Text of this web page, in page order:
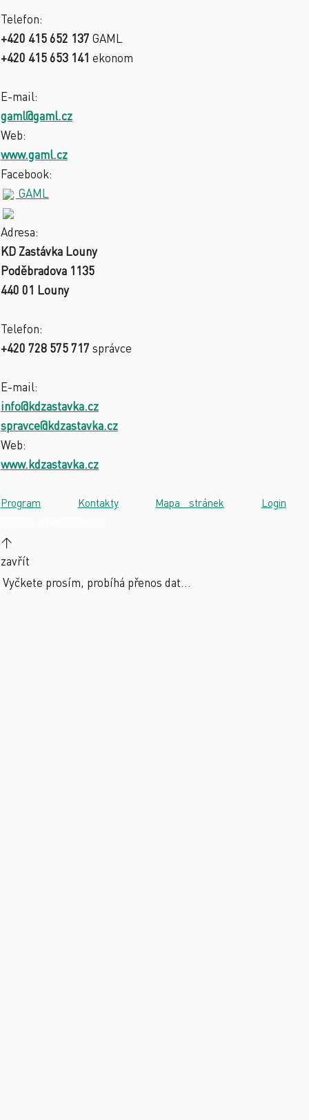
Telefon:
+420 415 652 137 GAML
+420 415 653 141 ekonom
E-mail:
gaml@gaml.cz
Web:
www.gaml.cz
Facebook:
GAML
Adresa:
KD Zastávka Louny
Poděbradova 1135
440 01 Louny
Telefon:
+420 728 575 717 správce
E-mail:
info@kdzastavka.cz
spravce@kdzastavka.cz
Web:
www.kdzastavka.cz
Program Kontakty· Mapa stránek Login
↑
zavřít
Vyčkete prosím, probíhá přenos dat...